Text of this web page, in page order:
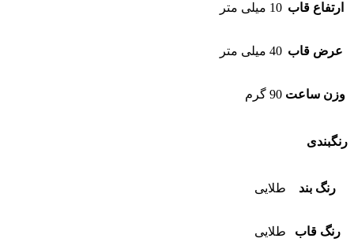
ارتفاع قاب 10 میلی متر
عرض قاب 40 میلی متر
وزن ساعت 90 گرم
رنگبندی
رنگ بند طلایی
رنگ قاب طلایی